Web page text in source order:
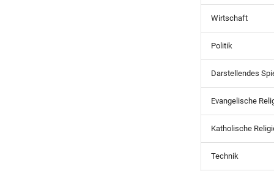
Wirtschaft
Politik
Darstellendes
Evangelische
Katholische
Technik